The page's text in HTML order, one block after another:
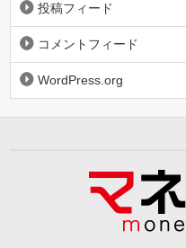
投稿フィード
コメントフィード
WordPress.org